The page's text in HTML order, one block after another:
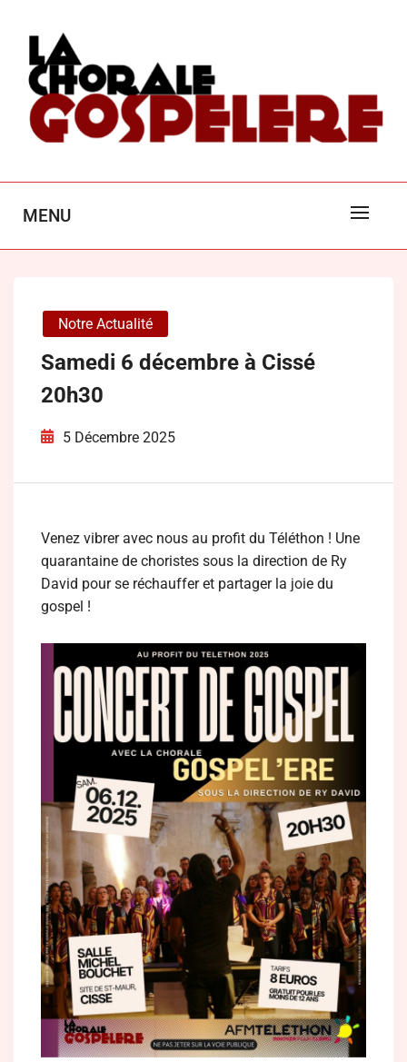
content
LA CHORALE GOSPEL'ÈRE
MENU
Notre Actualité
Samedi 6 décembre à Cissé
20h30
5 Décembre 2025
Venez vibrer avec nous au profit du Téléthon ! Une
quarantaine de choristes sous la direction de Ry
David pour se réchauffer et partager la joie du
gospel !